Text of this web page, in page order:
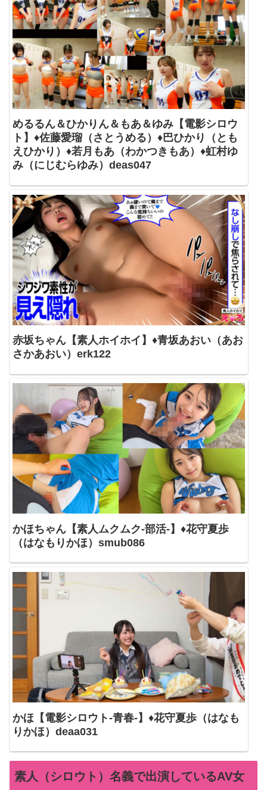
めるるん＆ひかりん＆もあ＆ゆみ【電影シロウ
ト】♦佐藤愛瑠（さとうめる）♦巴ひかり（とも
えひかり）♦若月もあ（わかつきもあ）♦虹村ゆ
み（にじむらゆみ）deas047
赤坂ちゃん【素人ホイホイ】♦青坂あおい（あお
さかあおい）erk122
かほちゃん【素人ムクムク-部活-】♦花守夏歩
（はなもりかほ）smub086
かほ【電影シロウト-青春-】♦花守夏歩（はなも
りかほ）deaa031
素人（シロウト）名義で出演しているAV女